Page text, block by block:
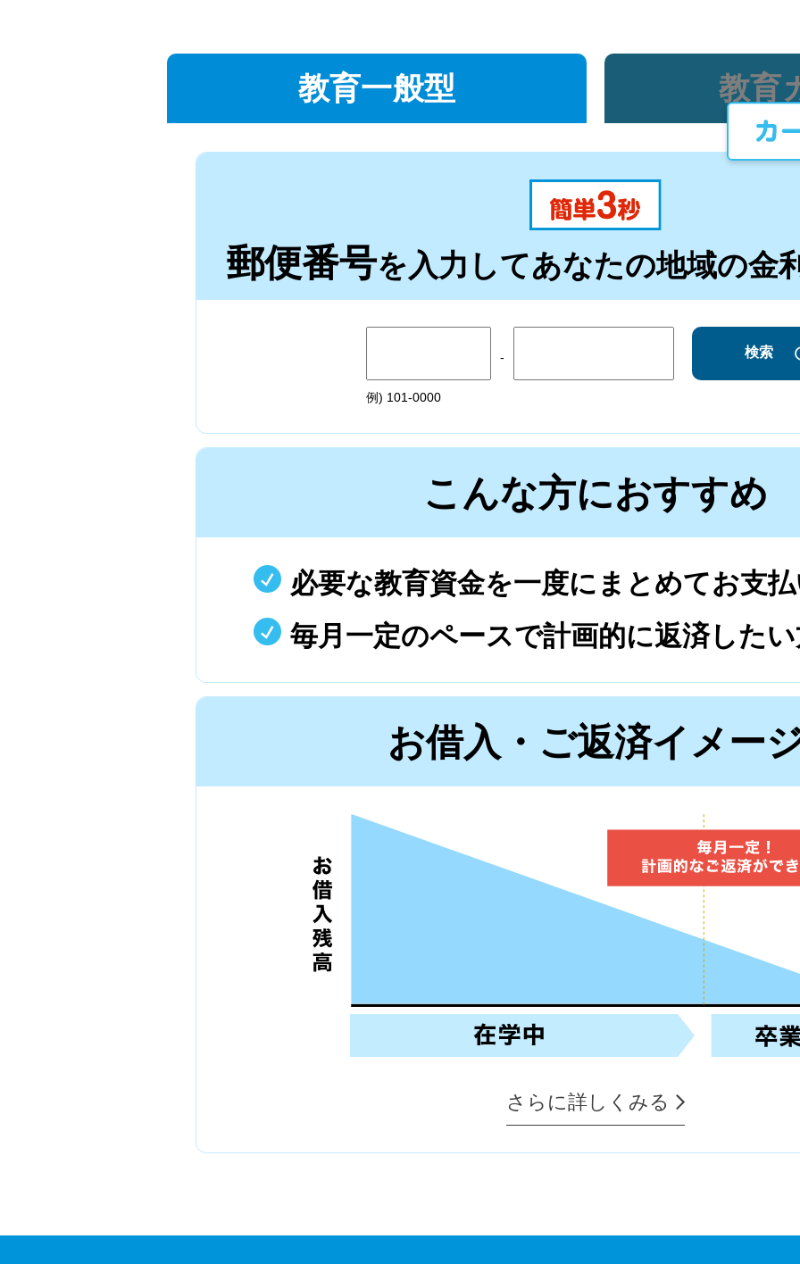
教育一般型 教育
郵便番号を入力してあなたの地域の金
- 検索
例) 101-0000
こんな方におすすめ
必要な教育資金を一度にまとめてお支
毎月一定のペースで計画的に返済した
お借入・ご返済イメー
さらに詳しくみる